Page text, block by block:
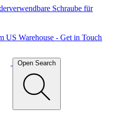
Schraube für
US Warehouse - Get in Touch
Open Search